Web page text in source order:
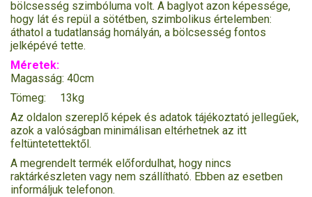
bölcsesség szimbóluma volt. A baglyot azon képessége,
hogy lát és repül a sötétben, szimbolikus értelemben:
áthatol a tudatlanság homályán, a bölcsesség fontos
jelképévé tette.
Méretek:
Magasság: 40cm
Tömeg: 13kg
Az oldalon szereplő képek és adatok tájékoztató jellegűek,
azok a valóságban minimálisan eltérhetnek az itt
feltüntetettektől.
A megrendelt termék előfordulhat, hogy nincs
raktárkészleten vagy nem szállítható. Ebben az esetben
informáljuk telefonon.